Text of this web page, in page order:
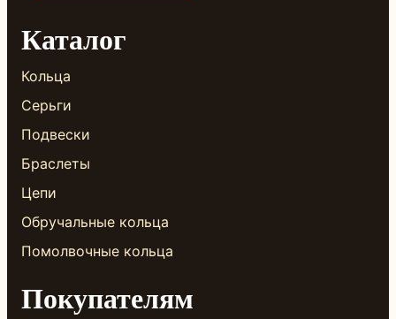
Каталог
Кольца
Серьги
Подвески
Браслеты
Цепи
Обручальные кольца
Помолвочные кольца
Покупателям